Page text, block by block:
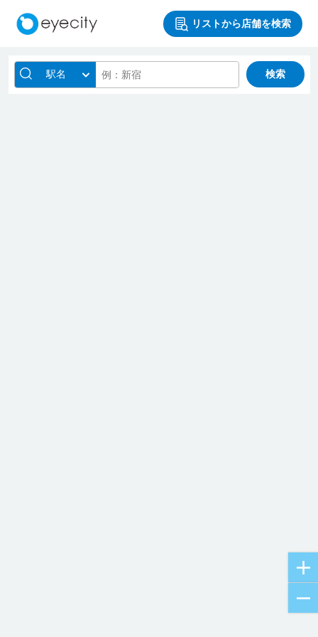
リストから店舗を検索
駅名 検索